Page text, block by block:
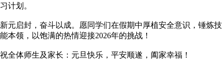
习计划。
新元启封，奋斗以成。愿同学们在假期中厚植安全意识，锤炼技
能本领，以饱满的热情迎接2026年的挑战！
祝全体师生及家长：元旦快乐，平安顺遂，阖家幸福！